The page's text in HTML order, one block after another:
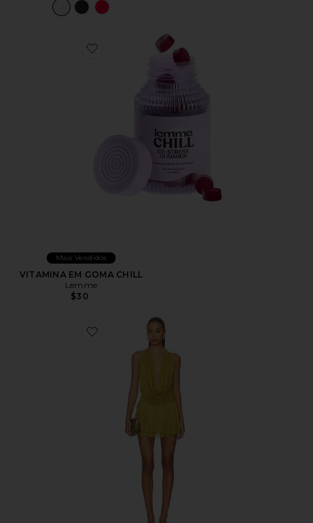
Favorite VITAMINA EM GOMA CHILL
Mais Vendidos
VITAMINA EM GOMA CHILL
Lemme
$30
Favorite Katsia Mini Dress